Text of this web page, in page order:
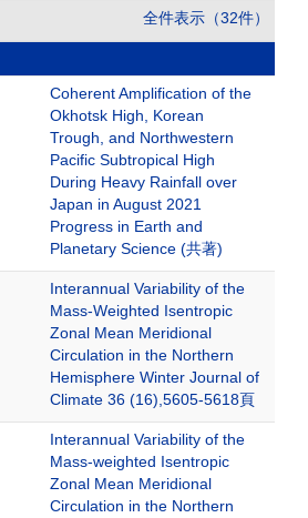
全件表示（32件）
Coherent Amplification of the
Okhotsk High, Korean
Trough, and Northwestern
Pacific Subtropical High
During Heavy Rainfall over
Japan in August 2021
Progress in Earth and
Planetary Science (共著)
Interannual Variability of the
Mass-Weighted Isentropic
Zonal Mean Meridional
Circulation in the Northern
Hemisphere Winter Journal of
Climate 36 (16),5605-5618頁
Interannual Variability of the
Mass-weighted Isentropic
Zonal Mean Meridional
Circulation in the Northern